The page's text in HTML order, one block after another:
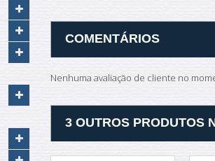
COMENTÁRIOS
Nenhuma avaliação de cliente no
3 OUTROS PRODUTOS